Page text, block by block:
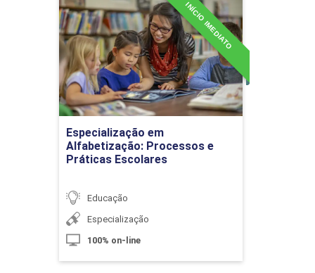
10h
Coaching de Liderança
10h
Desempenho, Competências
Essenciais e Produtividade
Especialização em
Alfabetização: Processos e
Práticas Escolares
INÍCIO IMEDIATO
Educação
Especialização
100% on-line
Especialização em
Alfabetização: Processos e
Práticas Escolares
Detalhes do curso